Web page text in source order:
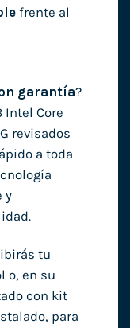
frente al
garantía?
Intel Core
revisados
a toda
y
tu
o, en su
con kit
para